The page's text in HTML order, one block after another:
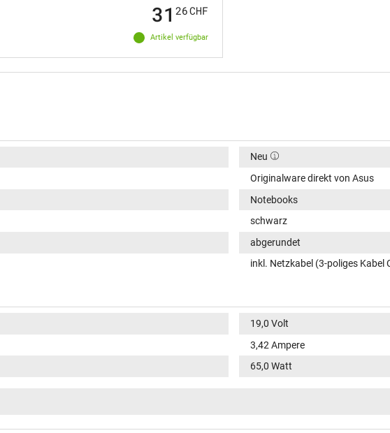
Artikel verfügbar
3126CHF
Neu
Originalware direkt von Asus
Notebooks
schwarz
abgerundet
inkl. Netzkabel (3-poliges Kabel
19,0 Volt
3,42 Ampere
65,0 Watt